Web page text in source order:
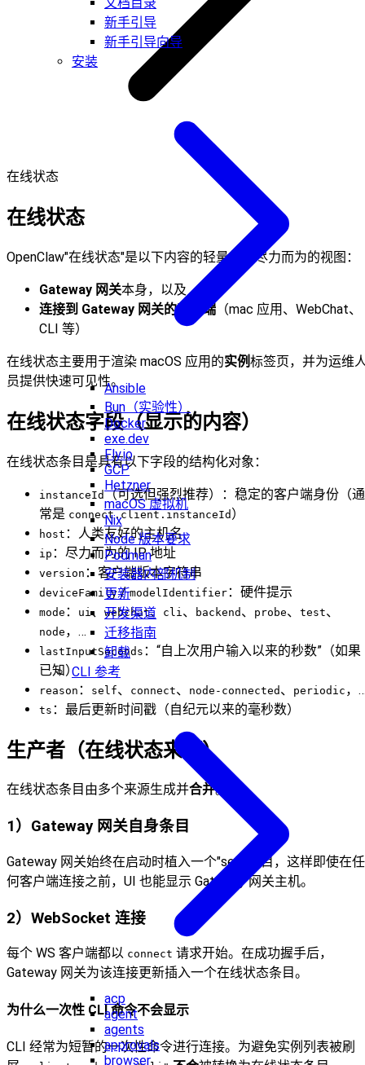
新手引导
新手引导向导
安装
Ansible
Bun（实验性）
Docker
exe.dev
Fly.io
GCP
Hetzner
macOS 虚拟机
Nix
Node 版本要求
Podman
安装器内部机制
更新
开发渠道
迁移指南
卸载
CLI 参考
acp
agent
agents
approvals
browser
在线状态
在线状态
OpenClaw"在线状态"是以下内容的轻量级、尽力而为的视图：
Gateway 网关本身，以及
连接到 Gateway 网关的客户端 （mac 应用、WebChat、
CLI 等）
在线状态主要用于渲染 macOS 应用的实例标签页，并为运维
员提供快速可见性。
在线状态字段（显示的内容）
在线状态条目是具有以下字段的结构化对象：
instanceId（可选但强烈推荐）：稳定的客户端身份（通
常是 connect.client.instanceId ）
host ：人类友好的主机名
ip ：尽力而为的 IP 地址
version ：客户端版本字符串
deviceFamily/modelIdentifier ：硬件提示
mode ： ui、 webchat、 cli 、 backend 、 probe、 test、
node ，…
lastInputSeconds ：“自上次用户输入以来的秒数”（如果
已知）
reason ： self、 connect、 node-connected 、 periodic ，
ts ：最后更新时间戳（自纪元以来的毫秒数）
生产者（在线状态来源）
在线状态条目由多个来源生成并合并。
1）Gateway 网关自身条目
Gateway 网关始终在启动时植入一个"self"条目，这样即使在任
何客户端连接之前，UI 也能显示 Gateway 网关主机。
2）WebSocket 连接
每个 WS 客户端都以 connect 请求开始。在成功握手后，
Gateway 网关为该连接更新插入一个在线状态条目。
为什么一次性 CLI 命令不会显示
CLI 经常为短暂的一次性命令进行连接。为避免实例列表被刷